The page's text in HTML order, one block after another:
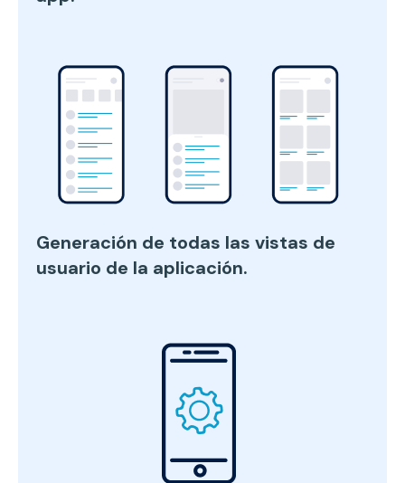
Generación de todas las vistas de
usuario de la aplicación.